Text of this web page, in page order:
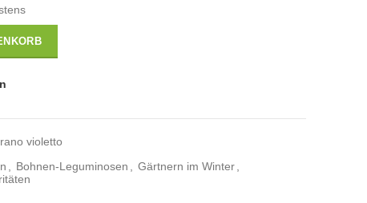
violetto
Bohnen-Leguminosen Gärtnern im Winter